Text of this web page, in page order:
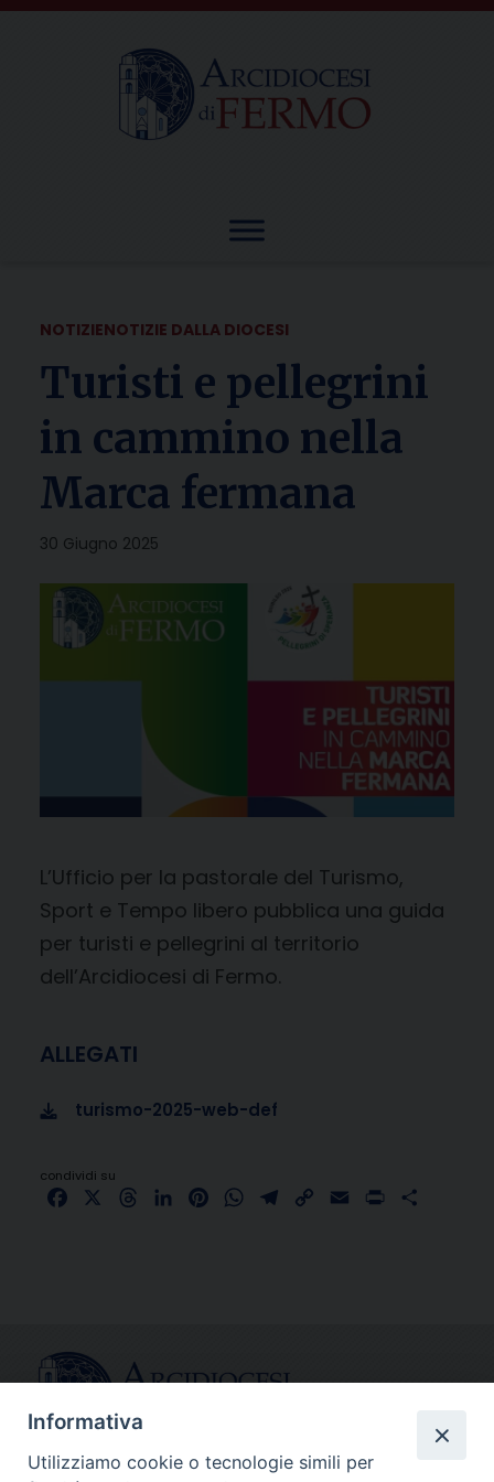
Skip
NOTIZIENOTIZIE DALLA DIOCESI
Turisti e pellegrini
in cammino nella
Marca fermana
30 Giugno 2025
L’Ufficio per la pastorale del Turismo,
Sport e Tempo libero pubblica una guida
per turisti e pellegrini al territorio
dell’Arcidiocesi di Fermo.
ALLEGATI
turismo-2025-web-def
condividi su
FacebookThreadsLinkedInPinterestWhatsApp
Telegram
Copy Email Print
Informativa
Utilizziamo cookie o tecnologie simili per